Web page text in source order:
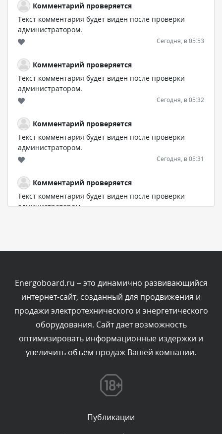
Комментарий проверяется
Текст комментария будет виден после проверки
администратором.
Сегодня, в 05:53
Комментарий проверяется
Текст комментария будет виден после проверки
администратором.
Сегодня, в 05:32
Комментарий проверяется
Текст комментария будет виден после проверки
администратором.
Сегодня, в 05:31
Комментарий проверяется
Текст комментария будет виден после проверки
администратором.
Комментарий проверяется
Текст комментария будет виден после проверки
администратором.
Сегодня, в 03:34
Комментарий проверяется
Текст комментария будет виден после проверки
Комментарий проверяется
Текст комментария будет виден после проверки
Energoboard.ru – это динамично развивающийся
интернет-сайт, созданный для продвижения и
продажи электротехнического и энергетического
оборудования. Сайт дает возможность
оптимизировать информационные издержки и
увеличить объем продаж Вашей компании.
Публикации